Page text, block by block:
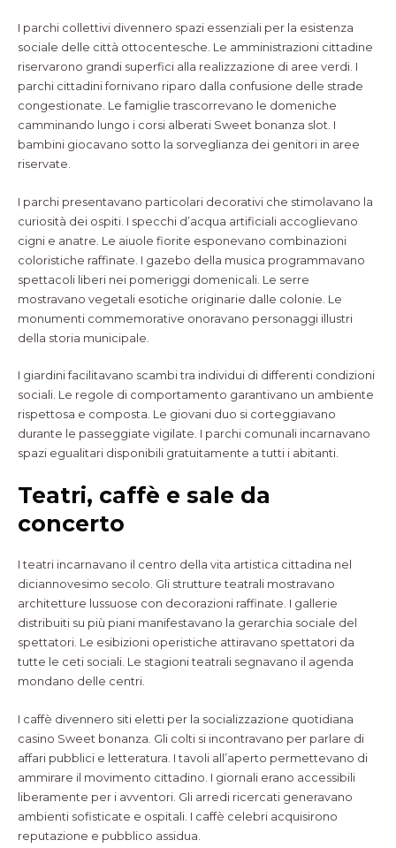
I parchi collettivi divennero spazi essenziali per la esistenza
sociale delle città ottocentesche. Le amministrazioni cittadine
riservarono grandi superfici alla realizzazione di aree verdi. I
parchi cittadini fornivano riparo dalla confusione delle strade
congestionate. Le famiglie trascorrevano le domeniche
camminando lungo i corsi alberati Sweet bonanza slot. I
bambini giocavano sotto la sorveglianza dei genitori in aree
riservate.
I parchi presentavano particolari decorativi che stimolavano la
curiosità dei ospiti. I specchi d’acqua artificiali accoglievano
cigni e anatre. Le aiuole fiorite esponevano combinazioni
coloristiche raffinate. I gazebo della musica programmavano
spettacoli liberi nei pomeriggi domenicali. Le serre
mostravano vegetali esotiche originarie dalle colonie. Le
monumenti commemorative onoravano personaggi illustri
della storia municipale.
I giardini facilitavano scambi tra individui di differenti condizioni
sociali. Le regole di comportamento garantivano un ambiente
rispettosa e composta. Le giovani duo si corteggiavano
durante le passeggiate vigilate. I parchi comunali incarnavano
spazi egualitari disponibili gratuitamente a tutti i abitanti.
Teatri, caffè e sale da
concerto
I teatri incarnavano il centro della vita artistica cittadina nel
diciannovesimo secolo. Gli strutture teatrali mostravano
architetture lussuose con decorazioni raffinate. I gallerie
distribuiti su più piani manifestavano la gerarchia sociale del
spettatori. Le esibizioni operistiche attiravano spettatori da
tutte le ceti sociali. Le stagioni teatrali segnavano il agenda
mondano delle centri.
I caffè divennero siti eletti per la socializzazione quotidiana
casino Sweet bonanza. Gli colti si incontravano per parlare di
affari pubblici e letteratura. I tavoli all’aperto permettevano di
ammirare il movimento cittadino. I giornali erano accessibili
liberamente per i avventori. Gli arredi ricercati generavano
ambienti sofisticate e ospitali. I caffè celebri acquisirono
reputazione e pubblico assidua.